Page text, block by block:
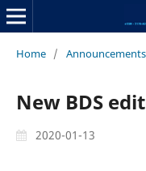
Home / Announcements
New BDS
2020-01-13